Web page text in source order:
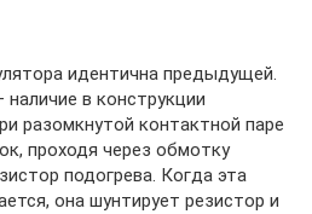
идентична предыдущей.
в конструкции
разомкнутой контактной паре
проходя через обмотку
подогрева. Когда эта
она шунтирует резистор и